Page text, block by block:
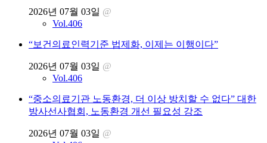
2026년 07월 03일 @
Vol.406
“보건의료인력기준 법제화, 이제는 이행이다”
2026년 07월 03일 @
Vol.406
“중소의료기관 노동환경, 더 이상 방치할 수 없다” 대한
방사선사협회, 노동환경 개선 필요성 강조
2026년 07월 03일 @